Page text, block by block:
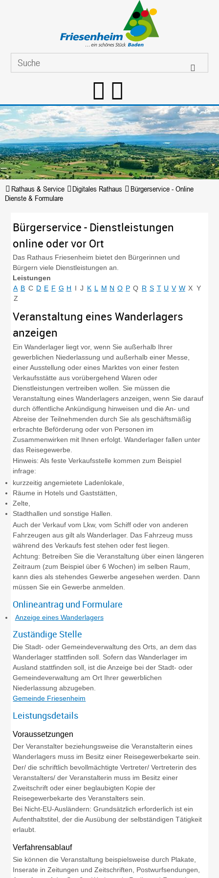
Rathaus & Service Digitales Rathaus
Bürgerservice - Online
Dienste & Formulare
Bürgerservice - Dienstleistungen
online oder vor Ort
Das Rathaus Friesenheim bietet den Bürgerinnen und
Bürgern viele Dienstleistungen an.
Leistungen
A B C D E F G H I J K L M N O P Q R S T U V W X Y
Z
Veranstaltung eines Wanderlagers
anzeigen
Ein Wanderlager liegt vor, wenn Sie außerhalb Ihrer
gewerblichen Niederlassung und außerhalb einer Messe,
einer Ausstellung oder eines Marktes von einer festen
Verkaufsstätte aus vorübergehend Waren oder
Dienstleistungen vertreiben wollen. Sie müssen die
Veranstaltung eines Wanderlagers anzeigen, wenn Sie darauf
durch öffentliche Ankündigung hinweisen und die An- und
Abreise der Teilnehmenden durch Sie als geschäftsmäßig
erbrachte Beförderung oder von Personen im
Zusammenwirken mit Ihnen erfolgt. Wanderlager fallen unter
das Reisegewerbe.
Hinweis: Als feste Verkaufsstelle kommen zum Beispiel
infrage:
kurzzeitig angemietete Ladenlokale,
Räume in Hotels und Gaststätten,
Zelte,
Stadthallen und sonstige Hallen.
Auch der Verkauf vom Lkw, vom Schiff oder von anderen
Fahrzeugen aus gilt als Wanderlager. Das Fahrzeug muss
während des Verkaufs fest stehen oder fest liegen.
Achtung: Betreiben Sie die Veranstaltung über einen längeren
Zeitraum (zum Beispiel über 6 Wochen) im selben Raum,
kann dies als stehendes Gewerbe angesehen werden. Dann
müssen Sie ein Gewerbe anmelden.
Onlineantrag und Formulare
Anzeige eines Wanderlagers
Zuständige Stelle
Die Stadt- oder Gemeindeverwaltung des Orts, an dem das
Wanderlager stattfinden soll. Sofern das Wanderlager im
Ausland stattfinden soll, ist die Anzeige bei der Stadt- oder
Gemeindeverwaltung am Ort Ihrer gewerblichen
Niederlassung abzugeben.
Gemeinde Friesenheim
Leistungsdetails
Voraussetzungen
Der Veranstalter beziehungsweise die Veranstalterin eines
Wanderlagers muss im Besitz einer Reisegewerbekarte sein.
Der/ die schriftlich bevollmächtigte Vertreter/ Vertreterin des
Veranstalters/ der Veranstalterin muss im Besitz einer
Zweitschrift oder einer beglaubigten Kopie der
Reisegewerbekarte des Veranstalters sein.
Bei Nicht-EU-Ausländern: Grundsätzlich erforderlich ist ein
Aufenthaltstitel, der die Ausübung der selbständigen Tätigkeit
erlaubt.
Verfahrensablauf
Sie können die Veranstaltung beispielsweise durch Plakate,
Inserate in Zeitungen und Zeitschriften, Postwurfsendungen,